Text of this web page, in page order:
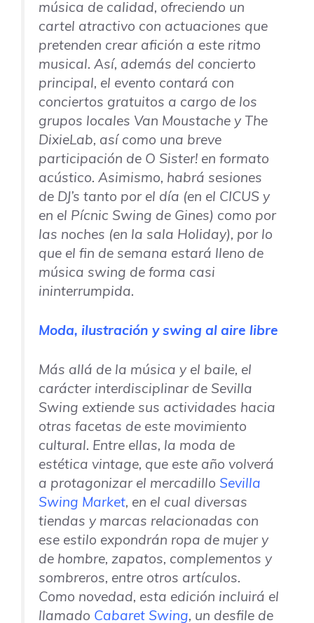
música de calidad, ofreciendo un
cartel atractivo con actuaciones que
pretenden crear afición a este ritmo
musical. Así, además del concierto
principal, el evento contará con
conciertos gratuitos a cargo de los
grupos locales Van Moustache y The
DixieLab, así como una breve
participación de O Sister! en formato
acústico. Asimismo, habrá sesiones
de DJ’s tanto por el día (en el CICUS y
en el Pícnic Swing de Gines) como por
las noches (en la sala Holiday), por lo
que el fin de semana estará lleno de
música swing de forma casi
ininterrumpida.
Moda, ilustración y swing al aire libre
Más allá de la música y el baile, el
carácter interdisciplinar de Sevilla
Swing extiende sus actividades hacia
otras facetas de este movimiento
cultural. Entre ellas, la moda de
estética vintage, que este año volverá
a protagonizar el mercadillo Sevilla
Swing Market, en el cual diversas
tiendas y marcas relacionadas con
ese estilo expondrán ropa de mujer y
de hombre, zapatos, complementos y
sombreros, entre otros artículos.
Como novedad, esta edición incluirá el
llamado Cabaret Swing, un desfile de